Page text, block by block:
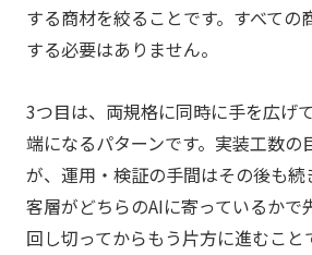
する商材を絞ることです。すべての
する必要はありません。
3つ目は、両規格に同時に手を広げ
端になるパターンです。実装工数の
が、運用・検証の手間はその後も続
客層がどちらのAIに寄っているかで
回し切ってからもう片方に進むこと